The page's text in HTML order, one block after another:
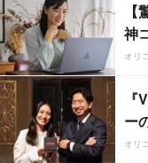
神
オリ
ー
オリ